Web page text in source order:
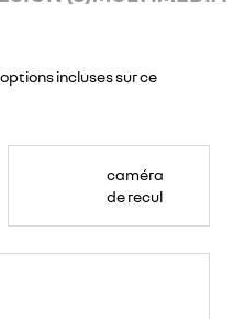
incluses sur ce
caméra
de recul